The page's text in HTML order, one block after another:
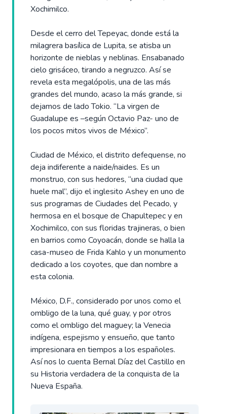
Xochimilco.
Desde el cerro del Tepeyac, donde está la
milagrera basílica de Lupita, se atisba un
horizonte de nieblas y neblinas. Ensabanado
cielo grisáceo, tirando a negruzco. Así se
revela esta megalópolis, una de las más
grandes del mundo, acaso la más grande, si
dejamos de lado Tokio. “La virgen de
Guadalupe es –según Octavio Paz- uno de
los pocos mitos vivos de México”.
Ciudad de México, el distrito defequense, no
deja indiferente a naide/naides. Es un
monstruo, con sus hedores, “una ciudad que
huele mal”, dijo el inglesito Ashey en uno de
sus programas de Ciudades del Pecado, y
hermosa en el bosque de Chapultepec y en
Xochimilco, con sus floridas trajineras, o bien
en barrios como Coyoacán, donde se halla la
casa-museo de Frida Kahlo y un monumento
dedicado a los coyotes, que dan nombre a
esta colonia.
México, D.F., considerado por unos como el
ombligo de la luna, qué guay, y por otros
como el ombligo del maguey; la Venecia
indígena, espejismo y ensueño, que tanto
impresionara en tiempos a los españoles.
Así nos lo cuenta Bernal Díaz del Castillo en
su Historia verdadera de la conquista de la
Nueva España.